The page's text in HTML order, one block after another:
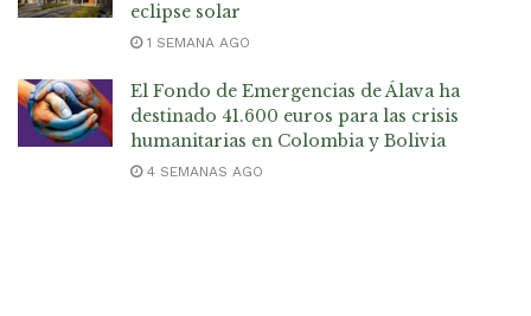
eclipse solar
1 SEMANA AGO
El Fondo de Emergencias de Álava ha
destinado 41.600 euros para las crisis
humanitarias en Colombia y Bolivia
4 SEMANAS AGO